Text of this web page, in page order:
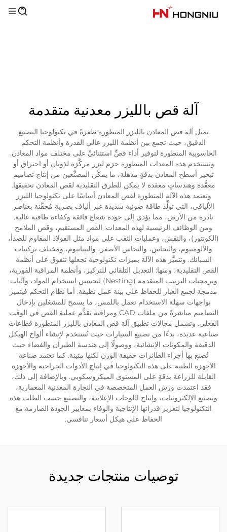
آلة قص بالليزر معدنية متقدمة
تمثل آلة قص المعادن بالليزر المتطورة طفرةً في تكنولوجيا التصنيع
الدقيق، حيث تجمع بين أنظمة الليزر عالي القدرة وأنظمة التحكم
الحاسوبية المتطورة لتوفير أداء قصٍّ استثنائيٍّ على مختلف مواد المعادن.
وتستخدم هذه المعدات المتطورة حزم ليزر مركَّزة لذوبان أو احتراق أو
تبخير أسطح المعادن بدقةٍ مذهلة، ما يمكِّن المصنِّعين من إنتاج تصاميم
معقَّدة وهندساتٍ معقدة لا يمكن للطرق التقليدية لقص المعادن تحقيقها.
وتعتمد هذه الآلة المتطورة لقص المعادن أساسًا على تكنولوجيا الليزر
الأليافي، التي تولِّد طاقة ضوئية شديدة عبر ألياف بصرية مُحقَّنة بعناصر
نادرة من الأرض، مما يؤدي إلى جودة شعاع فائقة وكفاءة طاقية عالية.
ومن الوظائف الرئيسية لهذه المعدات: القص المستقيم، وقص الملامح
(الكونتور)، والنقش، وعمليات الثقب على مواد مثل الفولاذ المقاوم للصدأ،
والألومنيوم، والنحاس، والنحاس الأصفر، والتيتانيوم، ومختلف تركيبات
السبائك. وتتميَّز هذه الآلة بميزات تكنولوجية تجعلها تتفوق على أنظمة
القص التقليدية، ومنها: التعديل التلقائي للتركيز، وأنظمة المراقبة الفورية،
وبرمجيات الترتيب المتقدمة (Nesting) لتحسين استخدام المواد، وآليات
مدمجة لجمع الغبار للحفاظ على بيئة عمل نظيفة. أما نظام التحكم فيتميز
بواجهات سهلة الاستخدام تعمل باللمس، ما يسمح للمشغلين بإدخال
التصاميم مباشرةً من ملفات CAD ومراقبة تقدُّم عملية القص في الوقت
الفعلي. وتشمل مجالات تطبيق آلة قص المعادن بالليزر المتطورة قطاعات
صناعية عديدة، بدءًا من تصنيع السيارات حيث تُستخدم لإنشاء ألواح الهيكل
الدقيقة والمكونات الإنشائية، ووصولًا إلى هندسة الطيران والفضاء حيث
تُصنع بها أجزاء الطائرات خفيفة الوزن لكنها متينة. كما تعتمد صناعة
الأجهزة الطبية على هذه التكنولوجيا في إنتاج الأدوات الجراحية والأجهزة
القابلة للزراعة بدقةٍ على المستوى الميكروسكوبي. وبالإضافة إلى ذلك،
فقد اعتمدت ورش العمل المتخصصة في النجارة المعدنية المعمارية،
وتصنيع الإلكترونيات، وإنتاج اللوحات الإعلانية، والتصنيع حسب الطلب هذه
التكنولوجيا لتعزيز قدراتها الإنتاجية والوفاء بمعايير الجودة الصارمة مع
الحفاظ على هيكل أسعار تنافسي.
توصيات منتجات جديدة